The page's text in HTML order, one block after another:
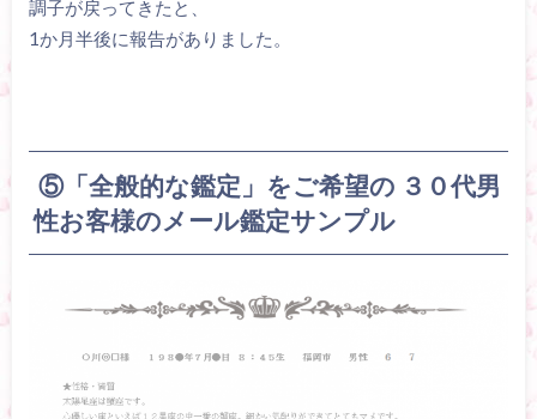
調子が戻ってきたと、
1か月半後に報告がありました。
⑤「全般的な鑑定」をご希望の ３０代男
性お客様のメール鑑定サンプル